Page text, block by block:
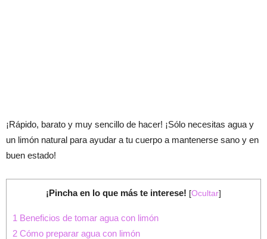
¡Rápido, barato y muy sencillo de hacer! ¡Sólo necesitas agua y
un limón natural para ayudar a tu cuerpo a mantenerse sano y en
buen estado!
¡Pincha en lo que más te interese! [Ocultar]
1 Beneficios de tomar agua con limón
2 Cómo preparar agua con limón